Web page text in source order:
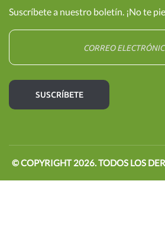
Suscríbete a nuestro boletín. ¡No te
© COPYRIGHT2026. TODOS LOS